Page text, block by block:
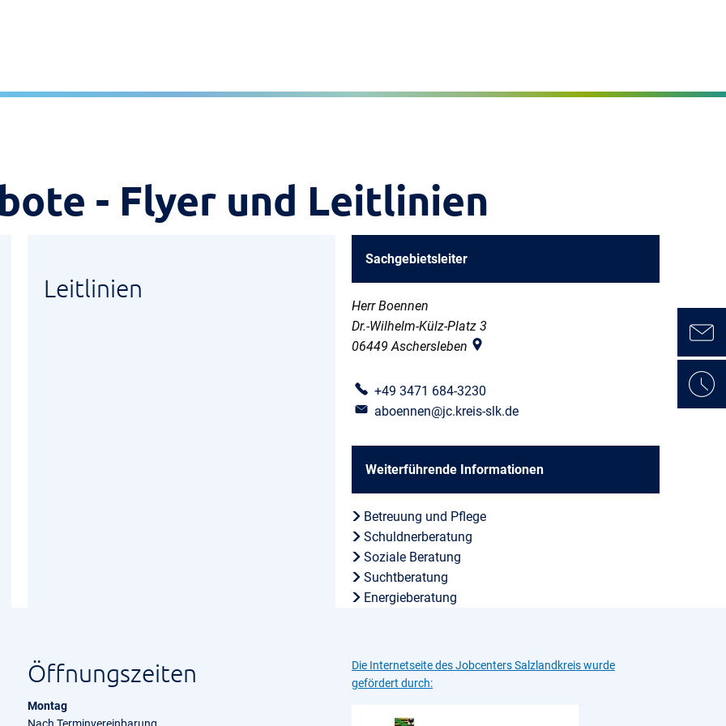
- Flyer und Leitlinien
Leitlinien
Sachgebietsleiter
Herr Boennen
Dr.-Wilhelm-Külz-Platz 3
06449 Aschersleben
+49 3471 684-3230
aboennen@jc.kreis-slk.de
Weiterführende Informationen
Betreuung und Pflege
Schuldnerberatung
Soziale Beratung
Suchtberatung
Energieberatung
Öffnungszeiten
Montag
Die Internetseite des Jobcenters Salzlandkreis wurde
gefördert durch: